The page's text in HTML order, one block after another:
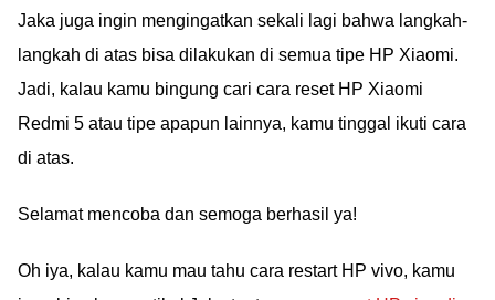
Jaka juga ingin mengingatkan sekali lagi bahwa langkah-
langkah di atas bisa dilakukan di semua tipe HP Xiaomi.
Jadi, kalau kamu bingung cari cara reset HP Xiaomi
Redmi 5 atau tipe apapun lainnya, kamu tinggal ikuti cara
di atas.
Selamat mencoba dan semoga berhasil ya!
Oh iya, kalau kamu mau tahu cara restart HP vivo, kamu